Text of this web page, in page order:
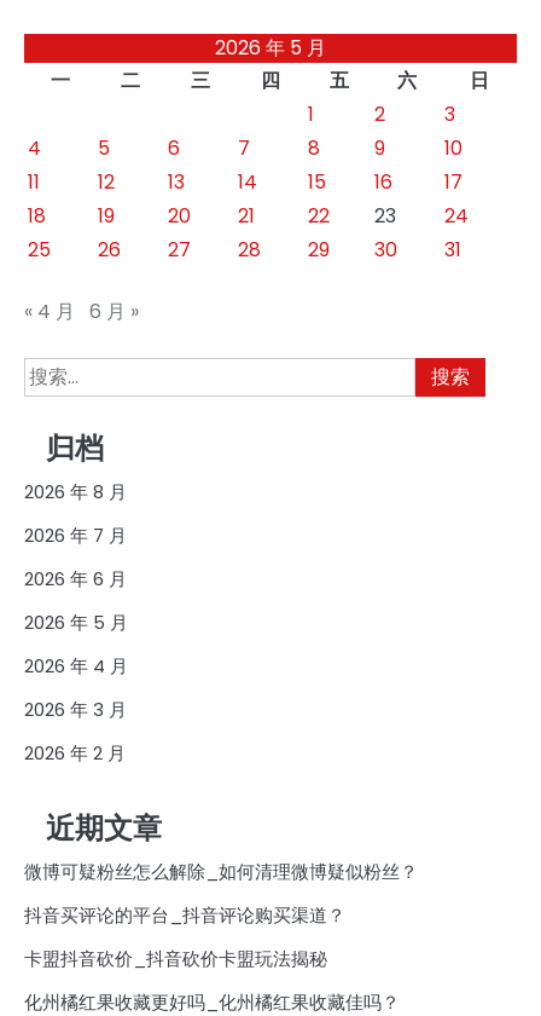
分
2026 年 5 月
一
二 三 四 五 六
日
1
2
3
4
5 6 7 8 9
10
11
12 13 14 15 16
17
18
19 20 21 22 23
24
25
26 27 28 29 30 31
« 4 月 6 月 »
搜
索：
归档
2026 年 8 月
2026 年 7 月
2026 年 6 月
2026 年 5 月
2026 年 4 月
2026 年 3 月
2026 年 2 月
近期文章
微博可疑粉丝怎么解除_如何清理微博疑似粉丝？
抖音买评论的平台_抖音评论购买渠道？
卡盟抖音砍价_抖音砍价卡盟玩法揭秘
化州橘红果收藏更好吗_化州橘红果收藏佳吗？